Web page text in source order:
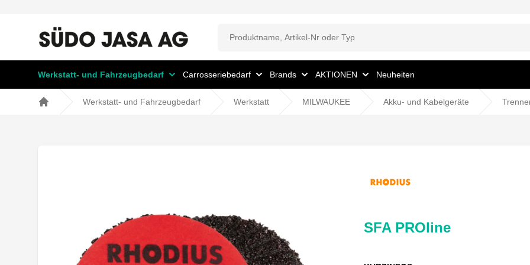
Werkstatt- und Fahrzeugbedarf Carrosseriebedarf Brands AKTIONEN Neuheiten
Werkstatt- und Fahrzeugbedarf Werkstatt MILWAUKEE Akku- und Kabelgeräte
SFA PROline